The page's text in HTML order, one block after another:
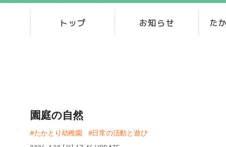
トップ お知らせ た
園庭の自然
#たかとり幼稚園
#日常の活動と遊び